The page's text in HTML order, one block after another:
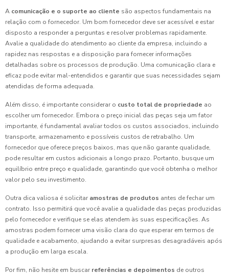
A comunicação e o suporte ao cliente são aspectos fundamentais na
relação com o fornecedor. Um bom fornecedor deve ser acessível e estar
disposto a responder a perguntas e resolver problemas rapidamente.
Avalie a qualidade do atendimento ao cliente da empresa, incluindo a
rapidez nas respostas e a disposição para fornecer informações
detalhadas sobre os processos de produção. Uma comunicação clara e
eficaz pode evitar mal-entendidos e garantir que suas necessidades sejam
atendidas de forma adequada.
Além disso, é importante considerar o custo total de propriedade ao
escolher um fornecedor. Embora o preço inicial das peças seja um fator
importante, é fundamental avaliar todos os custos associados, incluindo
transporte, armazenamento e possíveis custos de retrabalho. Um
fornecedor que oferece preços baixos, mas que não garante qualidade,
pode resultar em custos adicionais a longo prazo. Portanto, busque um
equilíbrio entre preço e qualidade, garantindo que você obtenha o melhor
valor pelo seu investimento.
Outra dica valiosa é solicitar amostras de produtos antes de fechar um
contrato. Isso permitirá que você avalie a qualidade das peças produzidas
pelo fornecedor e verifique se elas atendem às suas especificações. As
amostras podem fornecer uma visão clara do que esperar em termos de
qualidade e acabamento, ajudando a evitar surpresas desagradáveis após
a produção em larga escala.
Por fim, não hesite em buscar referências e depoimentos de outros